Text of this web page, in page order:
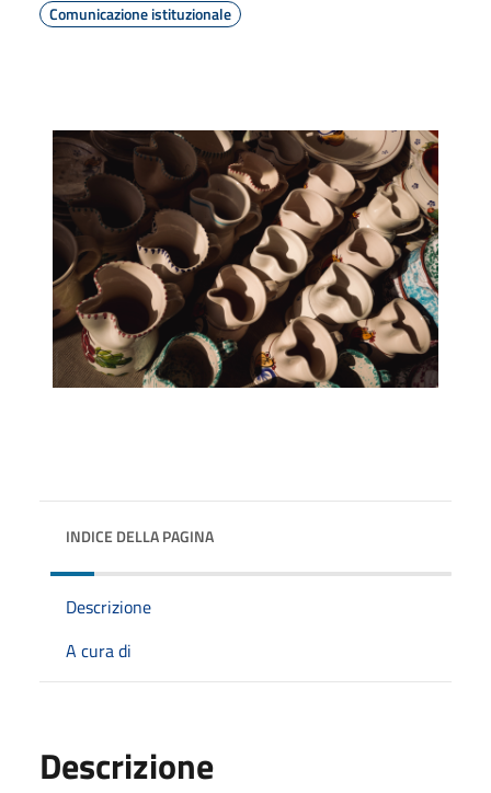
Comunicazione istituzionale
INDICE DELLA PAGINA
Descrizione
A cura di
Descrizione